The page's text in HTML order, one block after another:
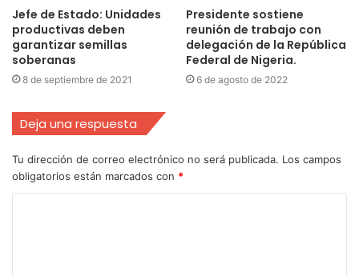
Jefe de Estado: Unidades
productivas deben
garantizar semillas
soberanas
8 de septiembre de 2021
Presidente sostiene
reunión de trabajo con
delegación de la República
Federal de Nigeria.
6 de agosto de 2022
Deja una respuesta
Tu dirección de correo electrónico no será publicada. Los campos
obligatorios están marcados con *